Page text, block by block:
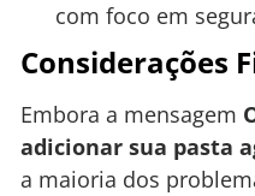
com foco em
Considerações
Embora a mensagem
adicionar sua pasta
a maioria dos